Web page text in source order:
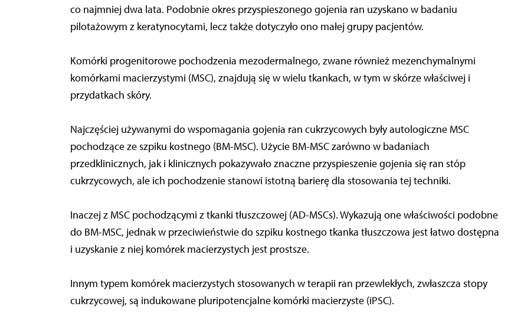
co najmniej dwa lata. Podobnie okres przyspieszonego gojenia ran uzyskano w badaniu
pilotażowym z keratynocytami, lecz także dotyczyło ono małej grupy pacjentów.
Komórki progenitorowe pochodzenia mezodermalnego, zwane również mezenchymalnymi
komórkami macierzystymi (MSC), znajdują się w wielu tkankach, w tym w skórze właściwej i
przydatkach skóry.
Najczęściej używanymi do wspomagania gojenia ran cukrzycowych były autologiczne MSC
pochodzące ze szpiku kostnego (BM-MSC). Użycie BM-MSC zarówno w badaniach
przedklinicznych, jak i klinicznych pokazywało znaczne przyspieszenie gojenia się ran stóp
cukrzycowych, ale ich pochodzenie stanowi istotną barierę dla stosowania tej techniki.
Inaczej z MSC pochodzącymi z tkanki tłuszczowej (AD-MSCs). Wykazują one właściwości podobne
do BM-MSC, jednak w przeciwieństwie do szpiku kostnego tkanka tłuszczowa jest łatwo dostępna
i uzyskanie z niej komórek macierzystych jest prostsze.
Innym typem komórek macierzystych stosowanych w terapii ran przewlekłych, zwłaszcza stopy
cukrzycowej, są indukowane pluripotencjalne komórki macierzyste (iPSC).